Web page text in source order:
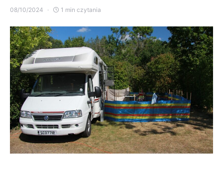
08/10/2024 1 min czytania